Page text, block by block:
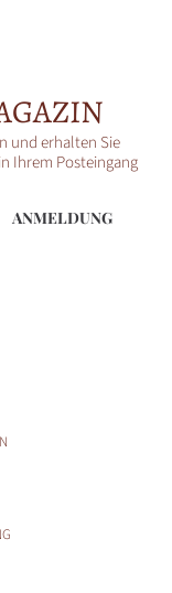
und erhalten Sie
Ihrem Posteingang
ANMELDUNG